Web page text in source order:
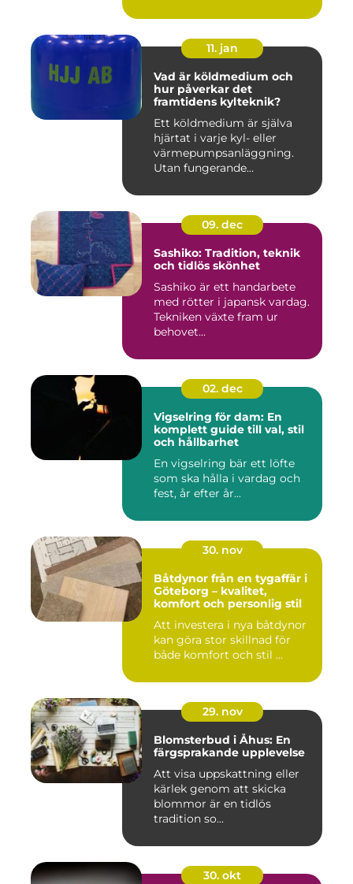
11. jan
Vad är köldmedium och
hur påverkar det
framtidens kylteknik?
Ett köldmedium är själva
hjärtat i varje kyl- eller
värmepumpsanläggning.
Utan fungerande
09. dec
Sashiko: Tradition, teknik
och tidlös skönhet
Sashiko är ett handarbete
med rötter i japansk vardag.
Tekniken växte fram ur
behovet...
02. dec
Vigselring för dam: En
komplett guide till val, stil
och hållbarhet
En vigselring bär ett löfte
som ska hålla i vardag och
fest, år efter år...
30. nov
Båtdynor från en tygaffär i
Göteborg – kvalitet,
komfort och personlig stil
Att investera i nya båtdynor
kan göra stor skillnad för
både komfort och stil ...
29. nov
Blomsterbud i Åhus: En
färgsprakande upplevelse
Att visa uppskattning eller
kärlek genom att skicka
blommor är en tidlös
tradition so...
30. okt